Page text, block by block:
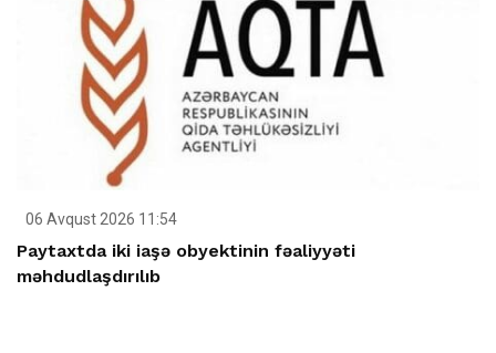
06 Avqust 2026 11:54
Paytaxtda iki iaşə obyektinin fəaliyyəti
məhdudlaşdırılıb